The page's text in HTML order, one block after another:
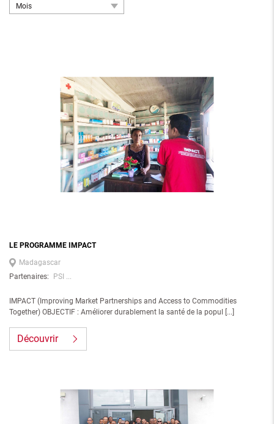
Mois
LE PROGRAMME IMPACT
Madagascar
Partenaires:
PSI ...
IMPACT (Improving Market Partnerships and Access to Commodities
Together) OBJECTIF : Améliorer durablement la santé de la popul [...]
Découvrir